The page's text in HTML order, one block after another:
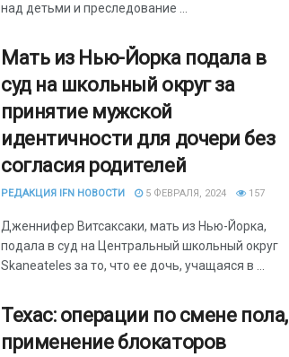
над детьми и преследование ...
Мать из Нью-Йорка подала в
суд на школьный округ за
принятие мужской
идентичности для дочери без
согласия родителей
РЕДАКЦИЯ IFN НОВОСТИ 5 ФЕВРАЛЯ, 2024 157
Дженнифер Витсаксаки, мать из Нью-Йорка,
подала в суд на Центральный школьный округ
Skaneateles за то, что ее дочь, учащаяся в ...
Техас: операции по смене пола,
применение блокаторов